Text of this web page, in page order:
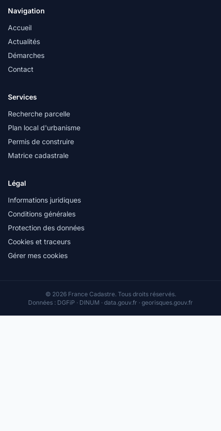
Navigation
Accueil
Actualités
Démarches
Contact
Services
Recherche parcelle
Plan local d'urbanisme
Permis de construire
Matrice cadastrale
Légal
Informations juridiques
Conditions générales
Protection des données
Cookies et traceurs
Gérer mes cookies
© 2026 France Cadastre. Tous droits réservés.
Données : DGFiP · DINUM · data.gouv.fr · georisques.gouv.fr